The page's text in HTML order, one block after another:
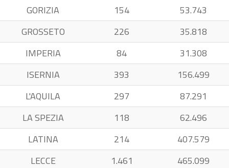
GORIZIA
154
53.743
GROSSETO
226
35.818
IMPERIA
84
31.308
ISERNIA
393
156.499
L'AQUILA
297
87.291
LA SPEZIA
118
62.496
LATINA
214
407.579
LECCE
1.461
465.099